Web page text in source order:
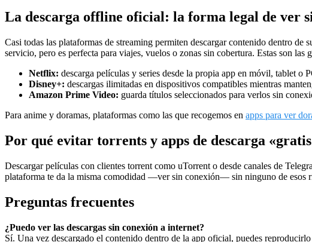
La descarga offline oficial: la forma legal de ver
Casi todas las plataformas de streaming permiten descargar contenido dentro
servicio, pero es perfecta para viajes, vuelos o zonas sin cobertura. Estas son las
Netflix: descarga películas y series desde la propia app en móvil, tablet o
Disney+: descargas ilimitadas en dispositivos compatibles mientras
Amazon Prime Video: guarda títulos seleccionados para verlos sin
Para anime y doramas, plataformas como las que recogemos en apps para ver
Por qué evitar torrents y apps de descarga
Descargar películas con clientes torrent como uTorrent o desde canales de
plataforma te da la misma comodidad —ver sin conexión— sin ninguno de esos
Preguntas frecuentes
¿Puedo ver las descargas sin conexión a internet?
Sí. Una vez descargado el contenido dentro de la app oficial, puedes